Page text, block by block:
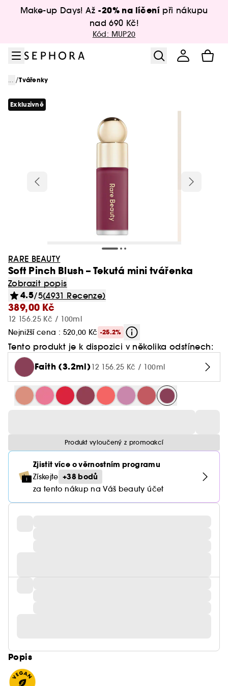
Přejít na hlavní obsah
Make-up Days! Až -20% na líčení při nákupu
nad 690 Kč!
Kód: MUP20
... /Tvářenky
Exkluzivně
RARE BEAUTY
Soft Pinch Blush – Tekutá mini tvářenka
Zobrazit popis
4.5/5(4931 Recenze)
389,00 Kč
12 156.25 Kč / 100ml
Nejnižší cena : 520,00 Kč -25.2%
Tento produkt je k dispozici v několika odstínech:
Faith (3.2ml)12 156.25 Kč / 100ml
Produkt vyloučený z promoakcí
Zjistit více o věrnostním programu
Získejte +38 bodů
za tento nákup na Váš beauty účet
Popis